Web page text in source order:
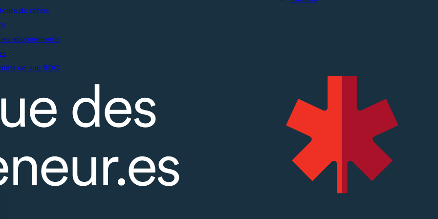
de ratios
abonnements
de vue BDC
des